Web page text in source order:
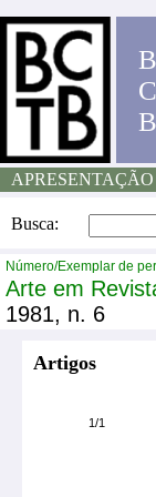
APRESENTAÇÃO
Busca:
Número/Exemplar de
Arte em
1981, n. 6
Artigos
1/1